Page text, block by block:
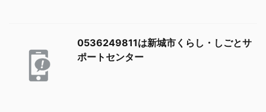
0536249811は新城市くらし・しごとサ
ポートセンター